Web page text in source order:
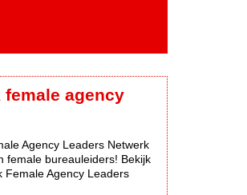
agency
Agency Leaders Netwerk
female bureauleiders! Bekijk
Female Agency Leaders